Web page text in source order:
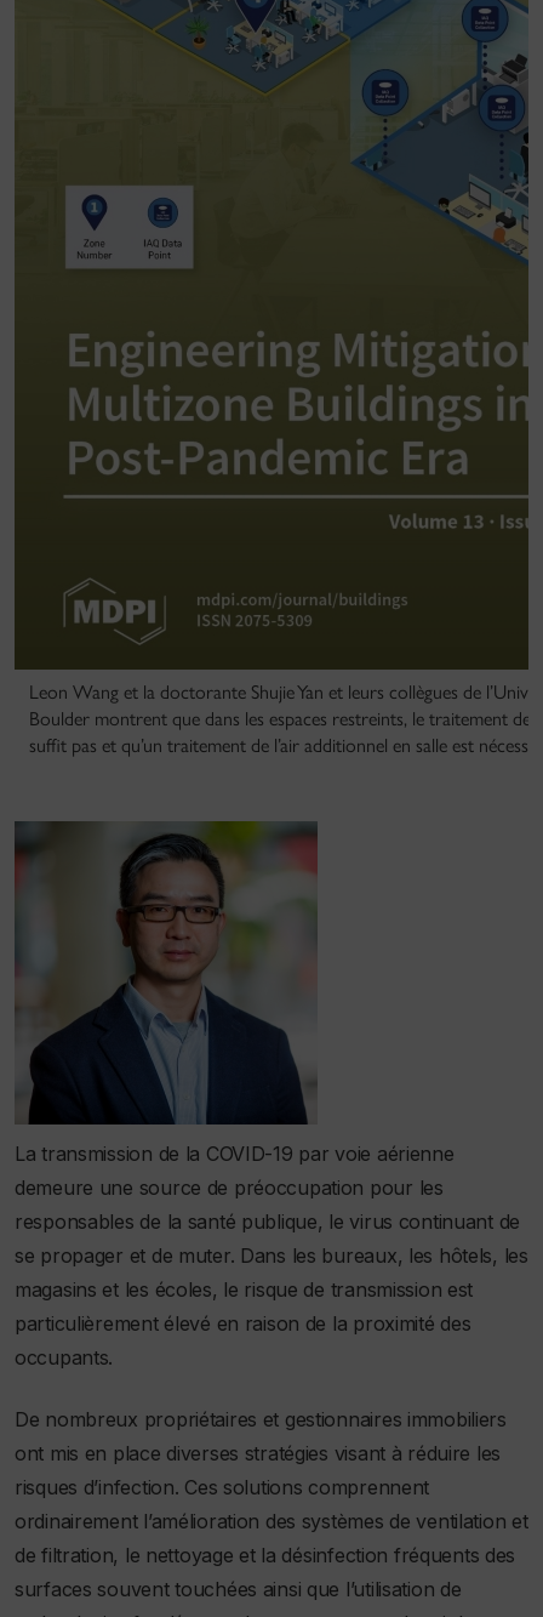
Leon Wang et la doctorante Shujie Yan et leurs collègues de
Boulder montrent que dans les espaces restreints, le traitement de
suffit pas et qu’un traitement de l’air additionnel en salle est
La transmission de la COVID-19 par voie aérienne
demeure une source de préoccupation pour les
responsables de la santé publique, le virus continuant de
se propager et de muter. Dans les bureaux, les hôtels, les
magasins et les écoles, le risque de transmission est
particulièrement élevé en raison de la proximité des
occupants.
De nombreux propriétaires et gestionnaires immobiliers
ont mis en place diverses stratégies visant à réduire les
risques d’infection. Ces solutions comprennent
ordinairement l’amélioration des systèmes de ventilation et
de filtration, le nettoyage et la désinfection fréquents des
surfaces souvent touchées ainsi que l’utilisation de